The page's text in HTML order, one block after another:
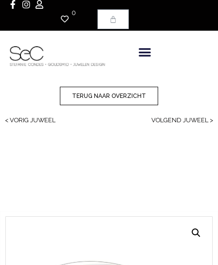
0
TERUG NAAR OVERZICHT
< VORIG JUWEEL VOLGEND JUWEEL >